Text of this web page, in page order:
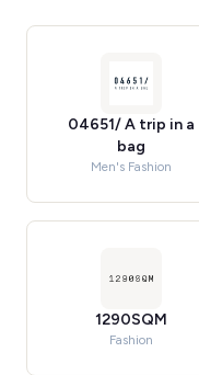
04651/ A trip in a
bag
Men's Fashion
1290SQM
Fashion